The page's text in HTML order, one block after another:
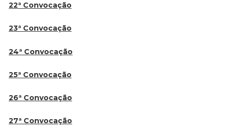
22ª Convocação
23ª Convocação
24ª Convocação
25ª Convocação
26ª Convocação
27ª Convocação